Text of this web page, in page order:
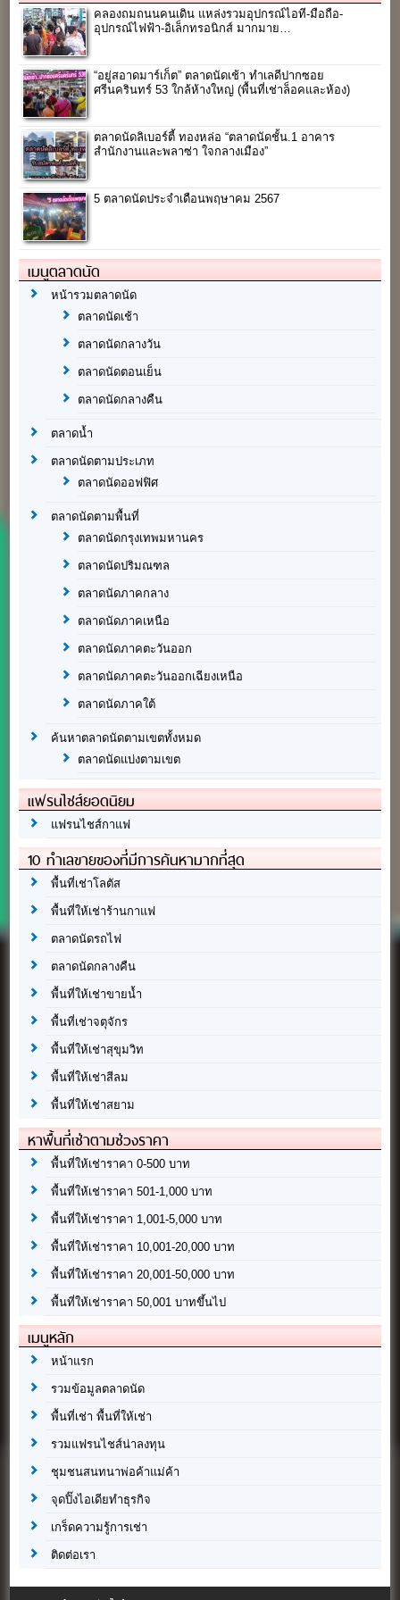
คลองถมถนนคนเดิน แหล่งรวมอุปกรณ์ไอที-มือถือ-
อุปกรณ์ไฟฟ้า-อิเล็กทรอนิกส์ มากมาย…
“อยู่สอาดมาร์เก็ต” ตลาดนัดเช้า ทำเลดีปากซอย
ศรีนครินทร์ 53 ใกล้ห้างใหญ่ (พื้นที่เช่าล็อคและห้อง)
ตลาดนัดลิเบอร์ตี้ ทองหล่อ “ตลาดนัดชั้น.1 อาคาร
สำนักงานและพลาซ่า ใจกลางเมือง”
5 ตลาดนัดประจำเดือนพฤษาคม 2567
เมนูตลาดนัด
หน้ารวมตลาดนัด
ตลาดนัดเช้า
ตลาดนัดกลางวัน
ตลาดนัดตอนเย็น
ตลาดนัดกลางคืน
ตลาดน้ำ
ตลาดนัดตามประเภท
ตลาดนัดออฟฟิศ
ตลาดนัดตามพื้นที่
ตลาดนัดกรุงเทพมหานคร
ตลาดนัดปริมณฑล
ตลาดนัดภาคกลาง
ตลาดนัดภาคเหนือ
ตลาดนัดภาคตะวันออก
ตลาดนัดภาคตะวันออกเฉียงเหนือ
ตลาดนัดภาคใต้
ค้นหาตลาดนัดตามเขตทั้งหมด
ตลาดนัดแบ่งตามเขต
แฟรนไชส์ยอดนิยม
แฟรนไชส์กาแฟ
10 ทำเลขายของที่มีการค้นหามากที่สุด
พื้นที่เช่าโลตัส
พื้นที่ให้เช่าร้านกาแฟ
ตลาดนัดรถไฟ
ตลาดนัดกลางคืน
พื้นที่ให้เช่าขายน้ำ
พื้นที่เช่าจตุจักร
พื้นที่ให้เช่าสุขุมวิท
พื้นที่ให้เช่าสีลม
พื้นที่ให้เช่าสยาม
หาพื้นที่เช่าตามช่วงราคา
พื้นที่ให้เช่าราคา 0-500 บาท
พื้นที่ให้เช่าราคา 501-1,000 บาท
พื้นที่ให้เช่าราคา 1,001-5,000 บาท
พื้นที่ให้เช่าราคา 10,001-20,000 บาท
พื้นที่ให้เช่าราคา 20,001-50,000 บาท
พื้นที่ให้เช่าราคา 50,001 บาทขึ้นไป
เมนูหลัก
หน้าแรก
รวมข้อมูลตลาดนัด
พื้นที่เช่า พื้นที่ให้เช่า
รวมแฟรนไชส์น่าลงทุน
ชุมชนสนทนาพ่อค้าแม่ค้า
จุดปิ๊งไอเดียทำธุรกิจ
เกร็ดความรู้การเช่า
ติดต่อเรา